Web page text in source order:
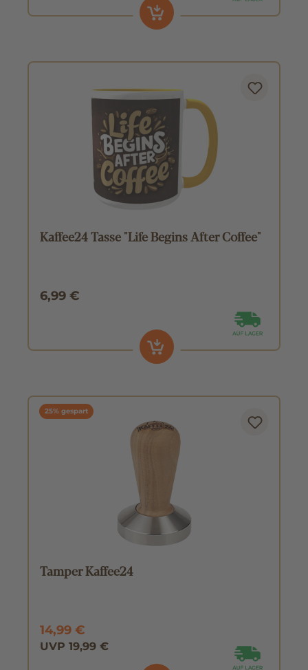
Kaffee24 Tasse "Life Begins After Coffee"
6,99 €
25% gespart
Tamper Kaffee24
14,99 €
UVP 19,99 €